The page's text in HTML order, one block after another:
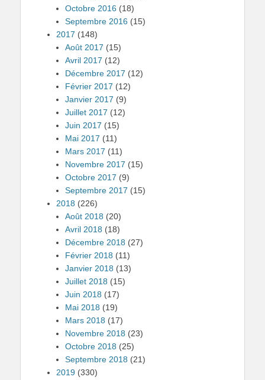
Octobre 2016 (18)
Septembre 2016 (15)
2017 (148)
Août 2017 (15)
Avril 2017 (12)
Décembre 2017 (12)
Février 2017 (12)
Janvier 2017 (9)
Juillet 2017 (12)
Juin 2017 (15)
Mai 2017 (11)
Mars 2017 (11)
Novembre 2017 (15)
Octobre 2017 (9)
Septembre 2017 (15)
2018 (226)
Août 2018 (20)
Avril 2018 (18)
Décembre 2018 (27)
Février 2018 (11)
Janvier 2018 (13)
Juillet 2018 (15)
Juin 2018 (17)
Mai 2018 (19)
Mars 2018 (17)
Novembre 2018 (23)
Octobre 2018 (25)
Septembre 2018 (21)
2019 (330)